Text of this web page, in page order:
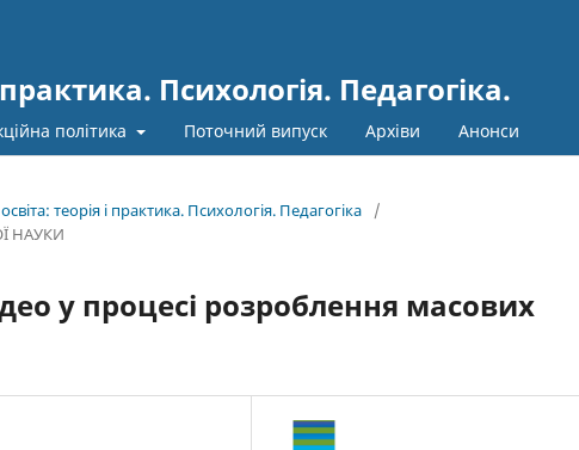
Психологія. Педагогіка.
політика Поточний випуск Архіви Анонси
теорія і практика. Психологія. Педагогіка
/
НАУКИ
у процесі розроблення масових